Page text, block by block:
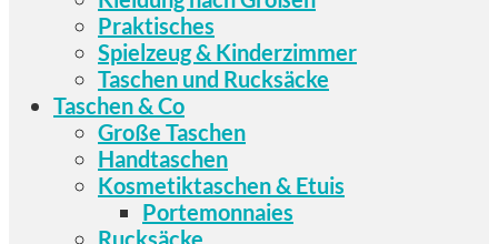
Praktisches
Spielzeug & Kinderzimmer
Taschen und Rucksäcke
Taschen & Co
Große Taschen
Handtaschen
Kosmetiktaschen & Etuis
Portemonnaies
Rucksäcke